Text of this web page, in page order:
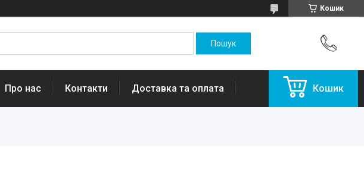
Кошик
Про нас Контакти Доставка та оплата Кошик